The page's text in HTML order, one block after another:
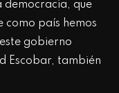
democracia, que
como país hemos
gobierno
Escobar, también